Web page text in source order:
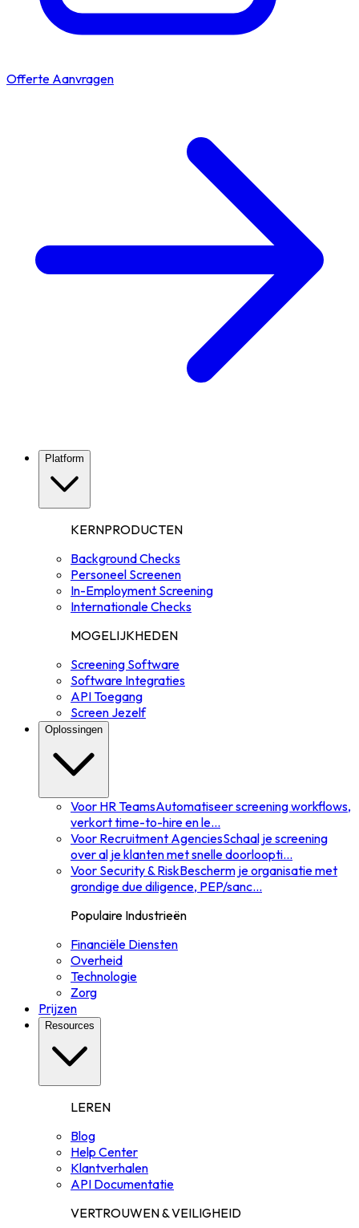
Offerte Aanvragen
Platform
KERNPRODUCTEN
Background Checks
Personeel Screenen
In-Employment Screening
Internationale Checks
MOGELIJKHEDEN
Screening Software
Software Integraties
API Toegang
Screen Jezelf
Oplossingen
Voor HR TeamsAutomatiseer screening workflows,
verkort time-to-hire en le...
Voor Recruitment AgenciesSchaal je screening
over al je klanten met snelle doorloopti...
Voor Security & RiskBescherm je organisatie met
grondige due diligence, PEP/sanc...
Populaire Industrieën
Financiële Diensten
Overheid
Technologie
Zorg
Prijzen
Resources
LEREN
Blog
Help Center
Klantverhalen
API Documentatie
VERTROUWEN & VEILIGHEID